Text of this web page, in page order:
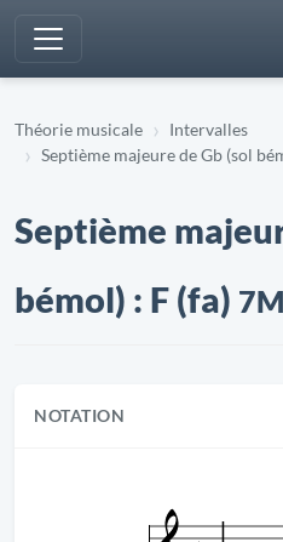
Théorie musicale
Intervalles
Septième majeure de Gb (sol
Septième
bémol) : F (fa) 7M
NOTATION